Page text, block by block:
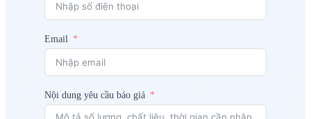
Email
Nội dung yêu cầu báo giá